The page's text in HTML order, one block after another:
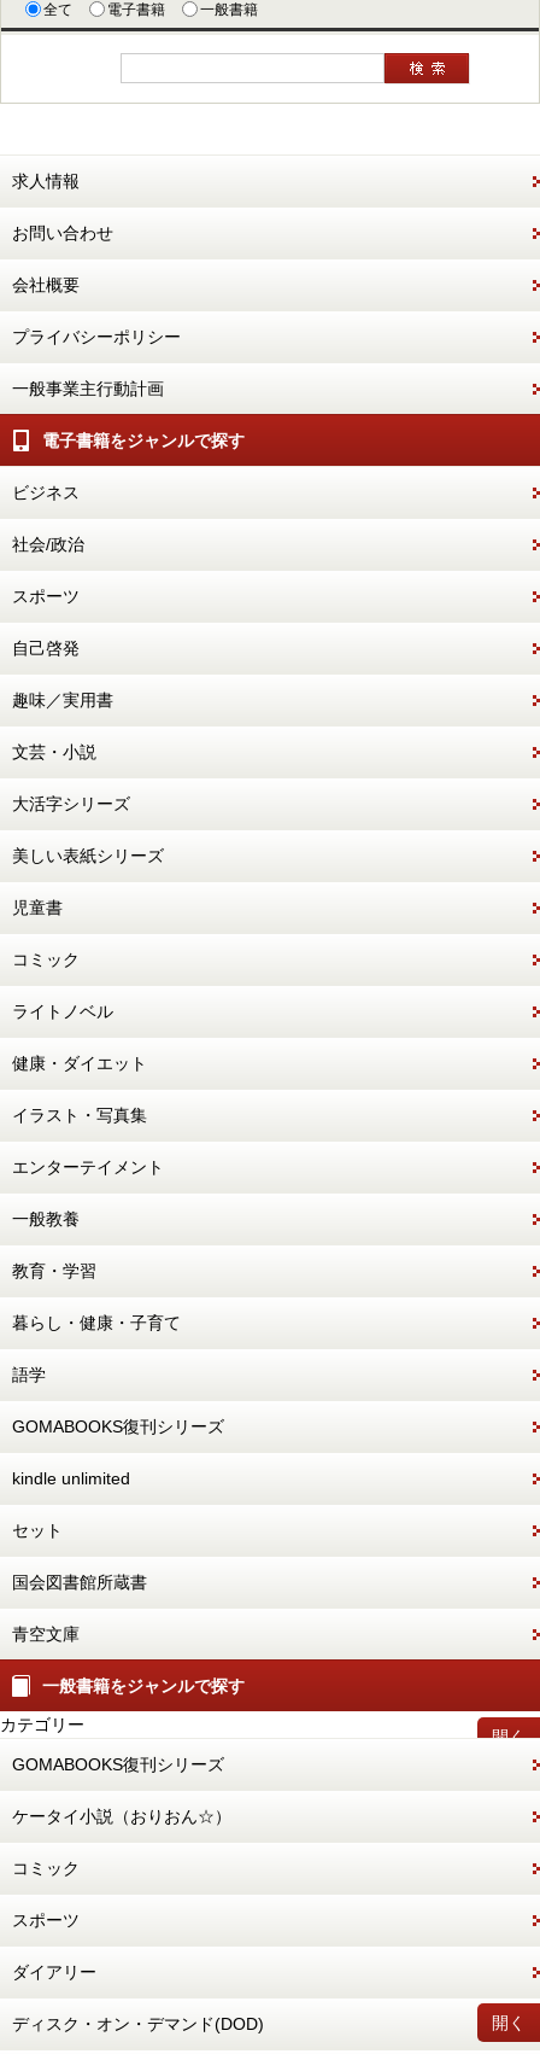
全て 電子書籍 一般書籍
求人情報
お問い合わせ
会社概要
プライバシーポリシー
一般事業主行動計画
電子書籍をジャンルで探す
ビジネス
社会/政治
スポーツ
自己啓発
趣味／実用書
文芸・小説
大活字シリーズ
美しい表紙シリーズ
児童書
コミック
ライトノベル
健康・ダイエット
イラスト・写真集
エンターテイメント
一般教養
教育・学習
暮らし・健康・子育て
語学
GOMABOOKS復刊シリーズ
kindle unlimited
セット
国会図書館所蔵書
青空文庫
一般書籍をジャンルで探す
開く
カテゴリー
GOMABOOKS復刊シリーズ
ケータイ小説（おりおん☆）
コミック
スポーツ
ダイアリー
開く
ディスク・オン・デマンド(DOD)